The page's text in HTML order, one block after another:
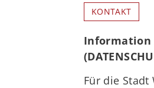
KONTAKT
Information
Für die